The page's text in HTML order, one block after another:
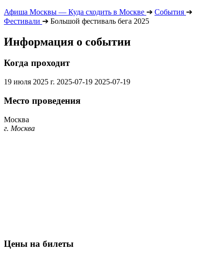
Афиша Москвы — Куда сходить в Москве ➔ События ➔
Фестивали ➔ Большой фестиваль бега 2025
Информация о событии
Когда проходит
19 июля 2025 г. 2025-07-19 2025-07-19
Место проведения
Москва
г. Москва
Цены на билеты